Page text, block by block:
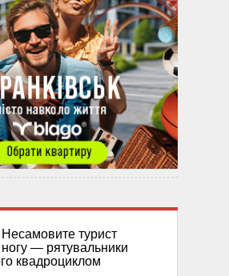
Несамовите турист
— рятувальники
квадроциклом